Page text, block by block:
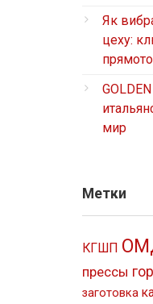
Як
цеху:
мир
Метки
КГШП
прессы
заготовка